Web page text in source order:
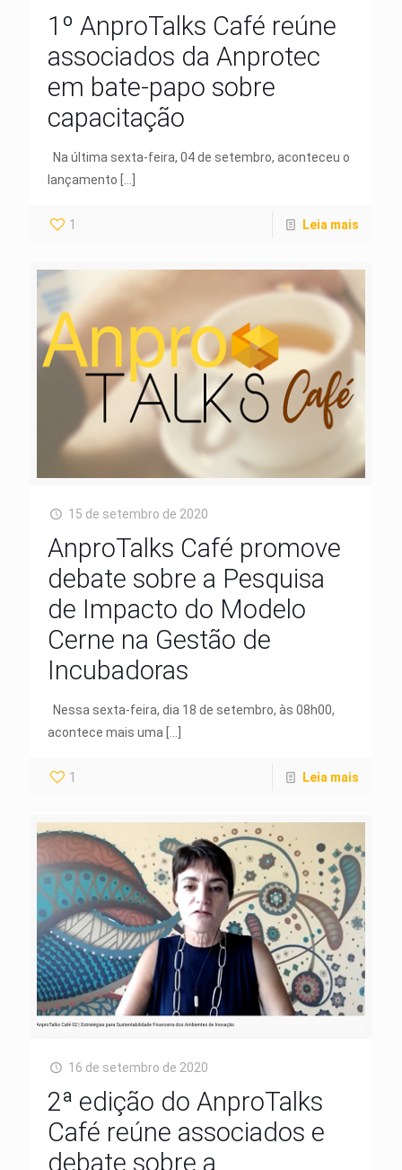
1º AnproTalks Café reúne
associados da Anprotec
em bate-papo sobre
capacitação
Na última sexta-feira, 04 de setembro, aconteceu o
lançamento
1 Leia mais
15 de setembro de 2020
AnproTalks Café promove
debate sobre a Pesquisa
de Impacto do Modelo
Cerne na Gestão de
Incubadoras
Nessa sexta-feira, dia 18 de setembro, às 08h00,
acontece mais uma […]
1 Leia mais
16 de setembro de 2020
2ª edição do AnproTalks
Café reúne associados e
debate sobre a